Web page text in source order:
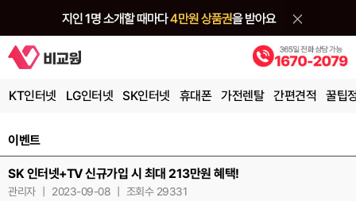
KT인터넷 LG인터넷 SK인터넷 휴대폰 가전렌탈 간편견적 꿀팁
이벤트
SK 인터넷+TV 신규가입 시 최대 213만원 혜택!
관리자 2023-09-08 조회수 29331